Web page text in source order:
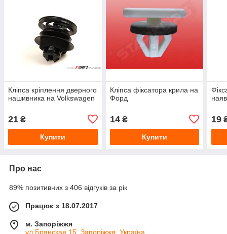
Кліпса кріплення дверного
нашивника на Volkswagen
21 ₴
Купити
Кліпса фіксатора крила на
Форд
14₴
Купити
19
Про нас
89% позитивних з 406 відгуків за рік
Працює з 18.07.2017
м. Запоріжжя
ул.Брянская 15, Запоріжжя, Україна